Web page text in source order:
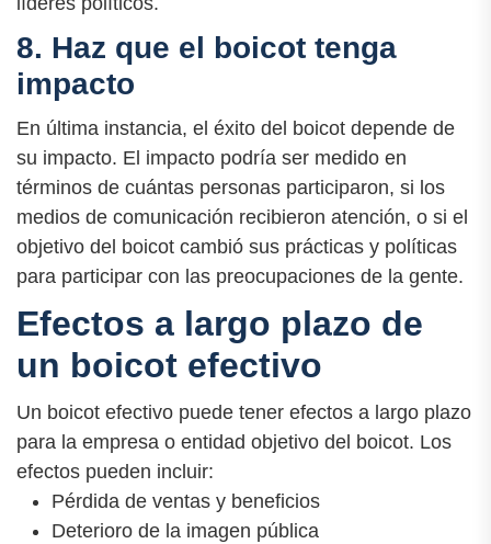
8. Haz que el boicot tenga
impacto
En última instancia, el éxito del boicot depende de
su impacto. El impacto podría ser medido en
términos de cuántas personas participaron, si los
medios de comunicación recibieron atención, o si el
objetivo del boicot cambió sus prácticas y políticas
para participar con las preocupaciones de la gente.
Efectos a largo plazo de
un boicot efectivo
Un boicot efectivo puede tener efectos a largo plazo
para la empresa o entidad objetivo del boicot. Los
efectos pueden incluir:
Pérdida de ventas y beneficios
Deterioro de la imagen pública